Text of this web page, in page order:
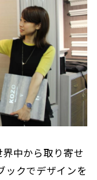
中から取り寄せ
ックでデザインを